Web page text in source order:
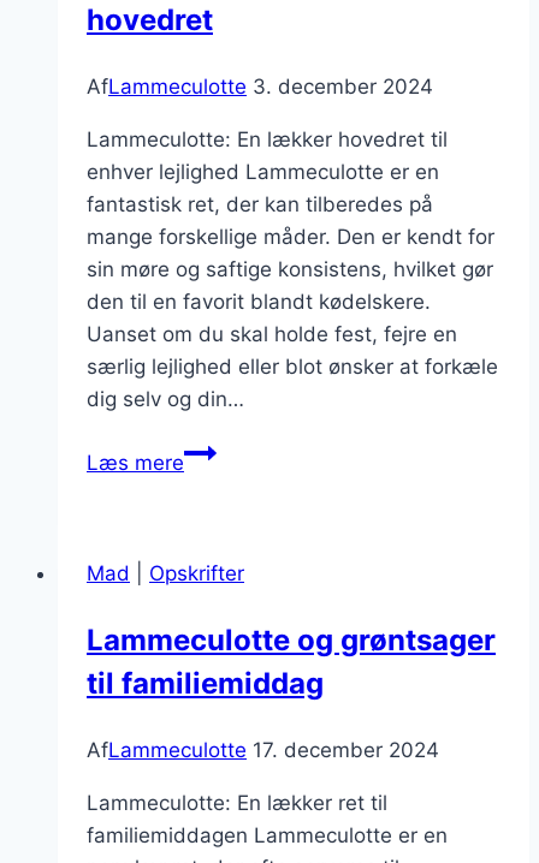
hovedret
AfLammeculotte 3. december 2024
Lammeculotte: En lækker hovedret til
enhver lejlighed Lammeculotte er en
fantastisk ret, der kan tilberedes på
mange forskellige måder. Den er kendt for
sin møre og saftige konsistens, hvilket gør
den til en favorit blandt kødelskere.
Uanset om du skal holde fest, fejre en
særlig lejlighed eller blot ønsker at forkæle
dig selv og din…
Læs mereLammeculotte
Mad
Opskrifter
Lammeculotte og grøntsager
til familiemiddag
AfLammeculotte 17. december 2024
Lammeculotte: En lækker ret til
familiemiddagen Lammeculotte er en